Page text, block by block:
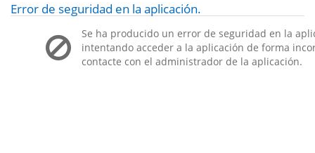
Error de seguridad en la aplicación.
Se ha producido un error de seguridad en la
intentando acceder a la aplicación de forma
contacte con el administrador de la aplicación.